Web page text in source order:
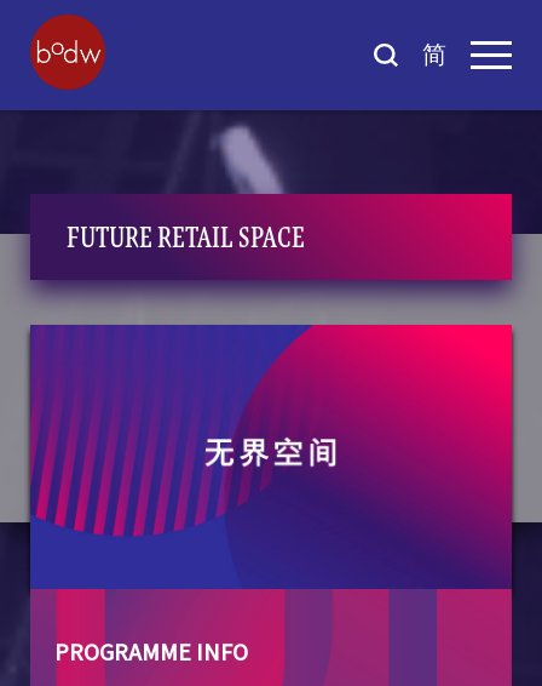
简
FUTURE RETAIL SPACE
PROGRAMME INFO